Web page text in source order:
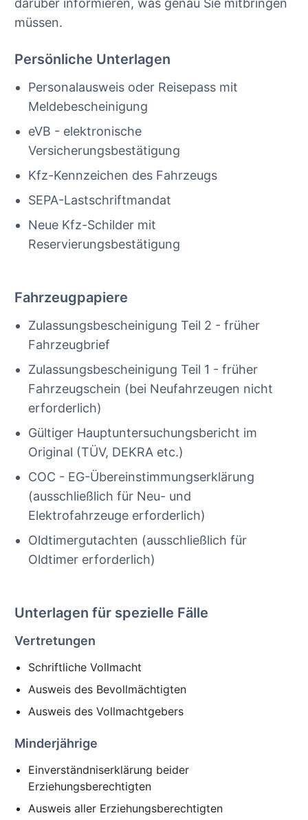
darüber informieren, was genau Sie mitbringen
müssen.
Persönliche Unterlagen
Personalausweis oder Reisepass mit
Meldebescheinigung
eVB - elektronische
Versicherungsbestätigung
Kfz-Kennzeichen des Fahrzeugs
SEPA-Lastschriftmandat
Neue Kfz-Schilder mit
Reservierungsbestätigung
Fahrzeugpapiere
Zulassungsbescheinigung Teil 2 - früher
Fahrzeugbrief
Zulassungsbescheinigung Teil 1 - früher
Fahrzeugschein (bei Neufahrzeugen nicht
erforderlich)
Gültiger Hauptuntersuchungsbericht im
Original (TÜV, DEKRA etc.)
COC - EG-Übereinstimmungserklärung
(ausschließlich für Neu- und
Elektrofahrzeuge erforderlich)
Oldtimergutachten (ausschließlich für
Oldtimer erforderlich)
Unterlagen für spezielle Fälle
Vertretungen
Schriftliche Vollmacht
Ausweis des Bevollmächtigten
Ausweis des Vollmachtgebers
Minderjährige
Einverständniserklärung beider
Erziehungsberechtigten
Ausweis aller Erziehungsberechtigten